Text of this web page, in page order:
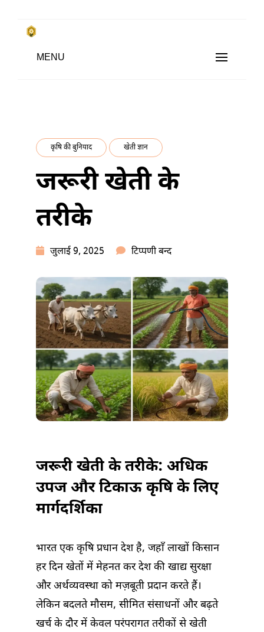
Skip
content
Subsistence Farming
किसानों के साथ, किसानों के लिए
MENU
कृषि की बुनियाद खेती ज्ञान
जरूरी खेती के
तरीके
जुलाई 9, 2025 टिप्पणी बन्दजरूरी
के
तरीके
में
जरूरी खेती के तरीके: अधिक
उपज और टिकाऊ कृषि के लिए
मार्गदर्शिका
भारत एक कृषि प्रधान देश है, जहाँ लाखों किसान
हर दिन खेतों में मेहनत कर देश की खाद्य सुरक्षा
और अर्थव्यवस्था को मज़बूती प्रदान करते हैं।
लेकिन बदलते मौसम, सीमित संसाधनों और बढ़ते
खर्च के दौर में केवल परंपरागत तरीकों से खेती